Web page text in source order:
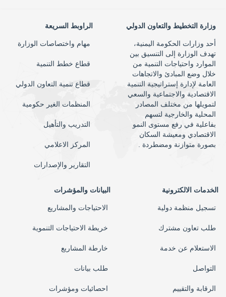
وزارة التخطيط والتعاون الدولي
أحد وزارات الحكومة اليمنية،
تهدف الوزارة إلى التنسيق بين
الموارد واحتياجات التنمية من
خلال وضع المبادئ والاتجاهات
العامة لإدارة إستراتيجية التنمية
الاقتصادية والاجتماعية والسعي
لتمويلها من مختلف المصادر
المحلية والخارجية لتسهم
بفاعلية في رفع مستوى النمو
الاقتصادي ومعيشة السكان
بصورة متوازنة ومضطردة .
الراوبط السريعة
مهام واختصاصات الوزارة
قطاع خطط التنمية
قطاع تنمية التعاون الدولي
المنظمات الغير حكومية
التدريب والتأهيل
المركز الاعلامي
التقارير والإصدارات
الخدمات الالكترونية
تسجيل منظمة دولية
طلب تعاون مشترك
الاستعلام عن خدمة
التواصل
الرقابة والتقييم
البيانات والمؤشرات
الاحتياجات والمشاريع
خريطة الاحتياجات التنموية
خارطة المشاريع
طلب بيانات
احصائيات ومؤشرات